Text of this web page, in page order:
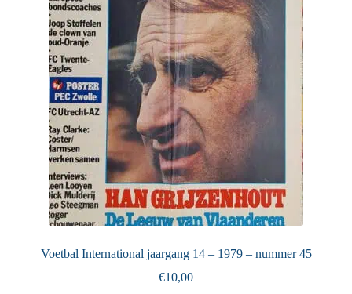
Voetbal International jaargang 14 – 1979 – nummer 45
€10,00